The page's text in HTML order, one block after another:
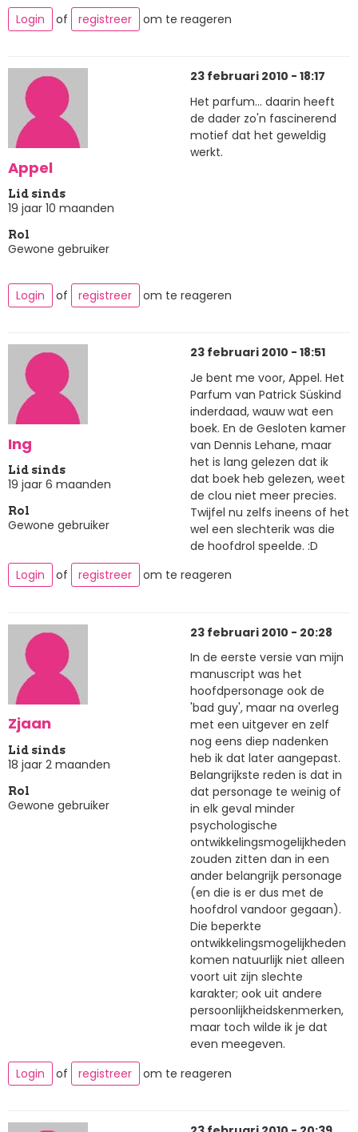
Login
of registreer om te reageren
Appel
Lid sinds
19 jaar 10 maanden
Rol
Gewone gebruiker
23 februari 2010 - 18:17
Het parfum... daarin heeft
de dader zo'n fascinerend
motief dat het geweldig
werkt.
Login of registreer om te reageren
Ing
Lid sinds
19 jaar 6 maanden
Rol
Gewone gebruiker
23 februari 2010 - 18:51
Je bent me voor, Appel. Het
Parfum van Patrick Süskind
inderdaad, wauw wat een
boek. En de Gesloten kamer
van Dennis Lehane, maar
het is lang gelezen dat ik
dat boek heb gelezen, weet
de clou niet meer precies.
Twijfel nu zelfs ineens of het
wel een slechterik was die
de hoofdrol speelde. :D
Login
of registreer om te reageren
Zjaan
Lid sinds
18 jaar 2 maanden
Rol
Gewone gebruiker
23 februari 2010 - 20:28
In de eerste versie van mijn
manuscript was het
hoofdpersonage ook de
'bad guy', maar na overleg
met een uitgever en zelf
nog eens diep nadenken
heb ik dat later aangepast.
Belangrijkste reden is dat in
dat personage te weinig of
in elk geval minder
psychologische
ontwikkelingsmogelijkheden
zouden zitten dan in een
ander belangrijk personage
(en die is er dus met de
hoofdrol vandoor gegaan).
Die beperkte
ontwikkelingsmogelijkheden
komen natuurlijk niet alleen
voort uit zijn slechte
karakter; ook uit andere
persoonlijkheidskenmerken,
maar toch wilde ik je dat
even meegeven.
Login
of registreer om te reageren